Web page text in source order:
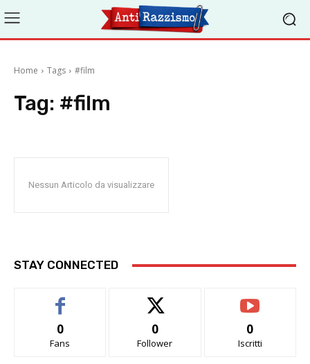
Home Tags #film
Tag: #film
Nessun Articolo da visualizzare
STAY CONNECTED
0
Fans
0
Follower
0
Iscritti